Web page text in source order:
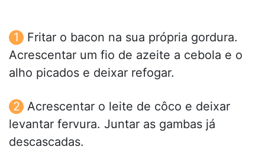
Fritar o bacon na sua própria gordura.
Acrescentar um fio de azeite a cebola e o
alho picados e deixar refogar.
Acrescentar o leite de côco e deixar
levantar fervura. Juntar as gambas já
descascadas.